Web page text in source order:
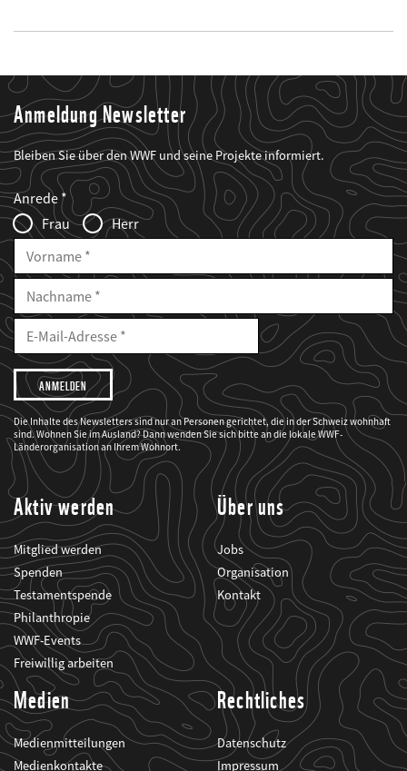
Anmeldung Newsletter
Bleiben Sie über den WWF und seine Projekte informiert.
Web2Case
Infofelder
Fieldset
anrede_name
Anrede
Frau
Herr
Vorname
Nachname
E-
Mailadresse
E-
Adresse
Ich
möchte,
dass
der
WWF
mich
über
seine
Projekte
informiert.
Die Inhalte des Newsletters sind nur an Personen gerichtet, die in der Schweiz wohnhaft
sind. Wohnen Sie im Ausland? Dann wenden Sie sich bitte an die lokale WWF-
Länderorganisation an Ihrem Wohnort.
Aktiv werden
Mitglied werden
Spenden
Testamentspende
Philanthropie
WWF-Events
Freiwillig arbeiten
Über uns
Jobs
Organisation
Kontakt
Medien
Medienmitteilungen
Medienkontakte
Rechtliches
Datenschutz
Impressum